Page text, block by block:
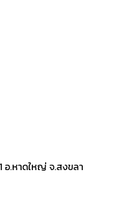
อ.หาดใหญ่ จ.สงขลา